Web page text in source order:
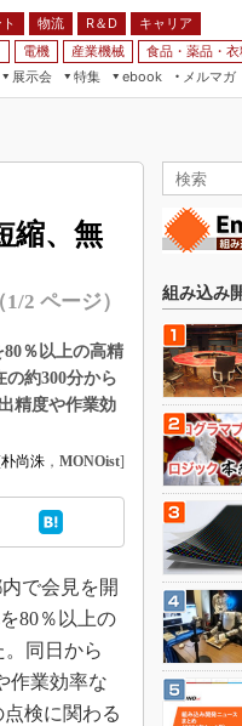
物流 R＆D
キャリア
電機 産業機械 食品・薬品・
展示会
特集
ebook
メルマガ
縮、無
1/2 ページ）
％以上の高精
約300分から
精度や作業効
[朴尚洙 ， MONOist]
で会見を開
80％以上の
同日から
作業効率な
検に関わる
組み込み